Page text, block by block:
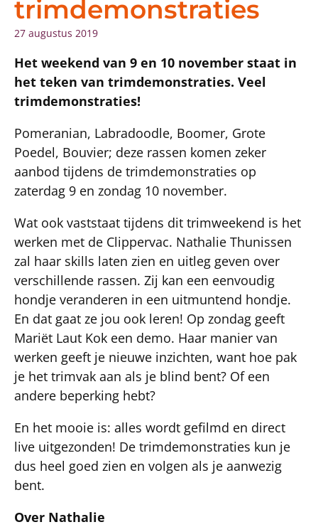
trimdemonstraties
27 augustus 2019
Het weekend van 9 en 10 november staat in
het teken van trimdemonstraties. Veel
trimdemonstraties!
Pomeranian, Labradoodle, Boomer, Grote
Poedel, Bouvier; deze rassen komen zeker
aanbod tijdens de trimdemonstraties op
zaterdag 9 en zondag 10 november.
Wat ook vaststaat tijdens dit trimweekend is het
werken met de Clippervac. Nathalie Thunissen
zal haar skills laten zien en uitleg geven over
verschillende rassen. Zij kan een eenvoudig
hondje veranderen in een uitmuntend hondje.
En dat gaat ze jou ook leren! Op zondag geeft
Mariët Laut Kok een demo. Haar manier van
werken geeft je nieuwe inzichten, want hoe pak
je het trimvak aan als je blind bent? Of een
andere beperking hebt?
En het mooie is: alles wordt gefilmd en direct
live uitgezonden! De trimdemonstraties kun je
dus heel goed zien en volgen als je aanwezig
bent.
Over Nathalie